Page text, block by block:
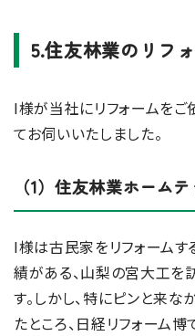
5.住友林業のリフ
I様が当社にリフォームを
てお伺いいたしました。
（1）住友林業ホーム
I様は古民家をリフォーム
績がある、山梨の宮大工を
す。しかし、特にピンと来な
たところ、日経リフォーム